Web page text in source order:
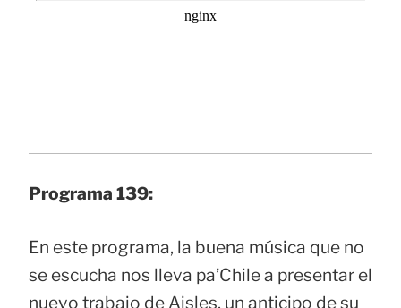
Programa 139:
En este programa, la buena música que no
se escucha nos lleva pa’Chile a presentar el
nuevo trabajo de Aisles, un anticipo de su